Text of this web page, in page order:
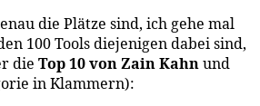
die Plätze sind, ich gehe mal
100 Tools diejenigen dabei sind,
die Top 10 von Zain Kahnund
in Klammern):